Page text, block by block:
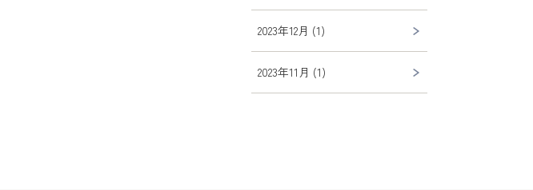
2023年12月 (1)
2023年11月 (1)